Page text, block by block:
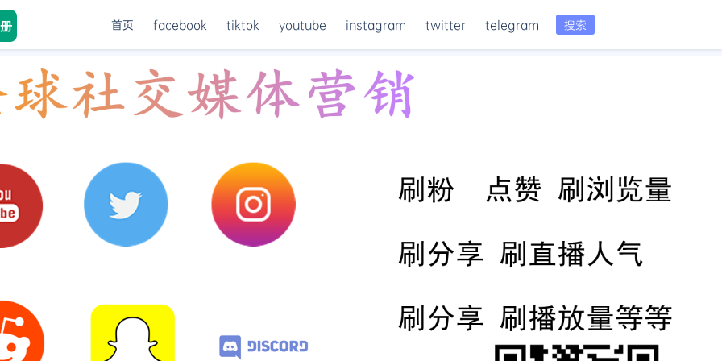
搜索
首页 facebook tiktok youtube instagram twitter telegram